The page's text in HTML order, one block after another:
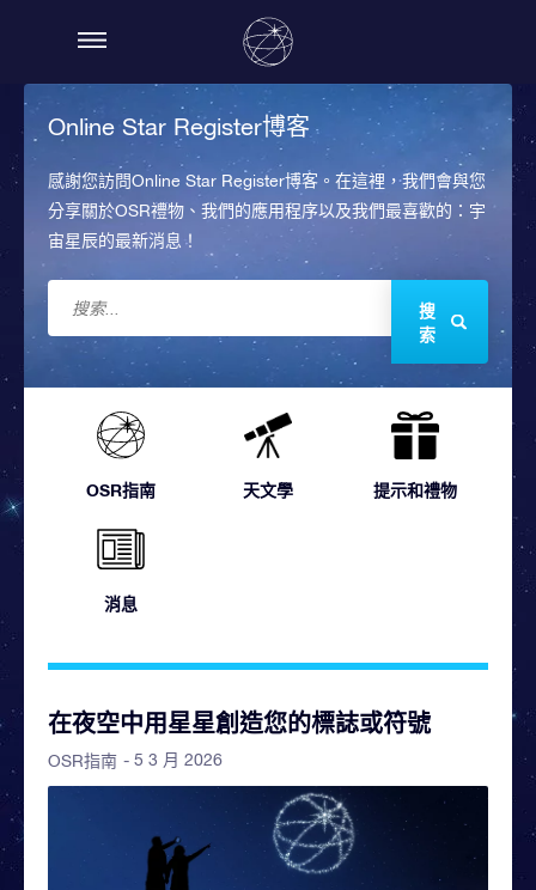
Online Star Register博客
感謝您訪問Online Star Register博客。在這裡，我們會與您
分享關於OSR禮物、我們的應用程序以及我們最喜歡的：宇
宙星辰的最新消息！
搜
索
OSR指南 天文學 提示和禮物
消息
在夜空中用星星創造您的標誌或符號
OSR指南 - 5 3 月 2026